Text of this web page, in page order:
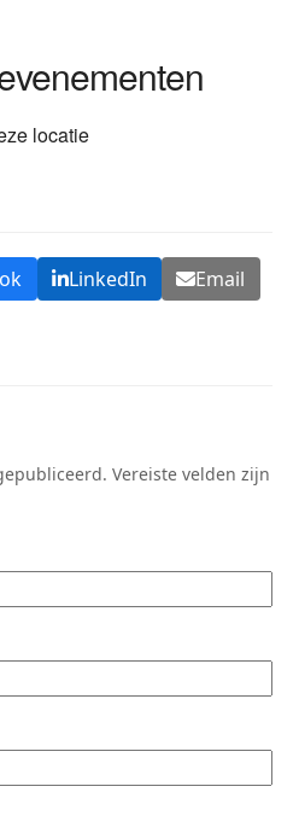
locatie
LinkedIn Email
Vereiste velden zijn